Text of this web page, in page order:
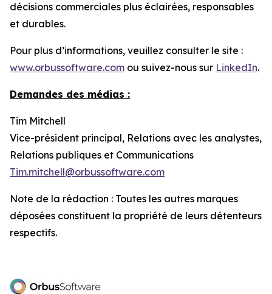
décisions commerciales plus éclairées, responsables
et durables.
Pour plus d’informations, veuillez consulter le site :
www.orbussoftware.com ou suivez-nous sur LinkedIn.
Demandes des médias :
Tim Mitchell
Vice-président principal, Relations avec les analystes,
Relations publiques et Communications
Tim.mitchell@orbussoftware.com
Note de la rédaction : Toutes les autres marques
déposées constituent la propriété de leurs détenteurs
respectifs.